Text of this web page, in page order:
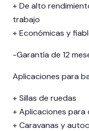
+ De alto
trabajo
+ Económicas y
-Garantía de 12
Aplicaciones para
+ Sillas de ruedas
+ Aplicaciones para
+ Caravanas y